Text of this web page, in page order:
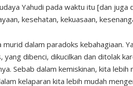
Yahudi pada waktu itu [dan
kesehatan, kekuasaan,
dalam paradoks kebahagiaan.
yang dibenci, dikucilkan dan ditolak
Sebab dalam kemiskinan, kita
kelaparan kita lebih mudah